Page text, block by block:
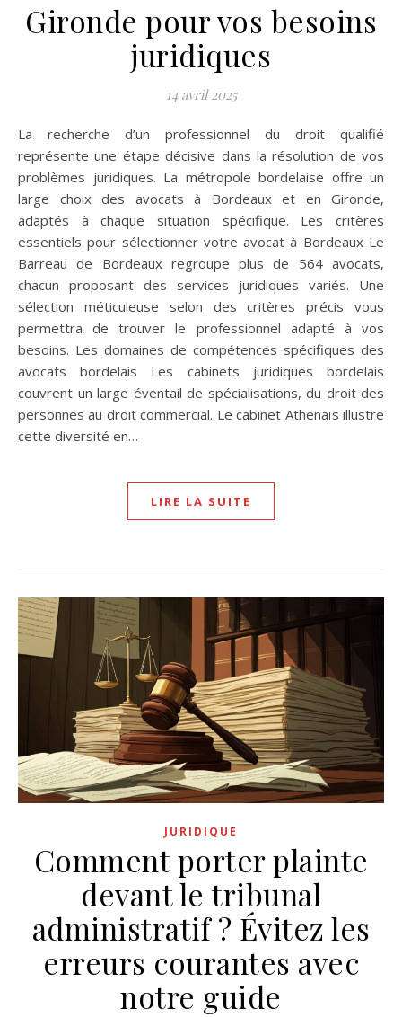
Gironde pour vos besoins
juridiques
14 avril 2025
La recherche d’un professionnel du droit qualifié
représente une étape décisive dans la résolution de vos
problèmes juridiques. La métropole bordelaise offre un
large choix des avocats à Bordeaux et en Gironde,
adaptés à chaque situation spécifique. Les critères
essentiels pour sélectionner votre avocat à Bordeaux Le
Barreau de Bordeaux regroupe plus de 564 avocats,
chacun proposant des services juridiques variés. Une
sélection méticuleuse selon des critères précis vous
permettra de trouver le professionnel adapté à vos
besoins. Les domaines de compétences spécifiques des
avocats bordelais Les cabinets juridiques bordelais
couvrent un large éventail de spécialisations, du droit des
personnes au droit commercial. Le cabinet Athenaïs illustre
cette diversité en…
LIRE LA SUITE
JURIDIQUE
Comment porter plainte
devant le tribunal
administratif ? Évitez les
erreurs courantes avec
notre guide